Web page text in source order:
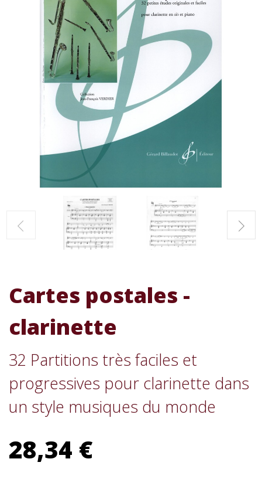
Cartes postales -
clarinette
32 Partitions très faciles et
progressives pour clarinette dans
un style musiques du monde
28,34 €